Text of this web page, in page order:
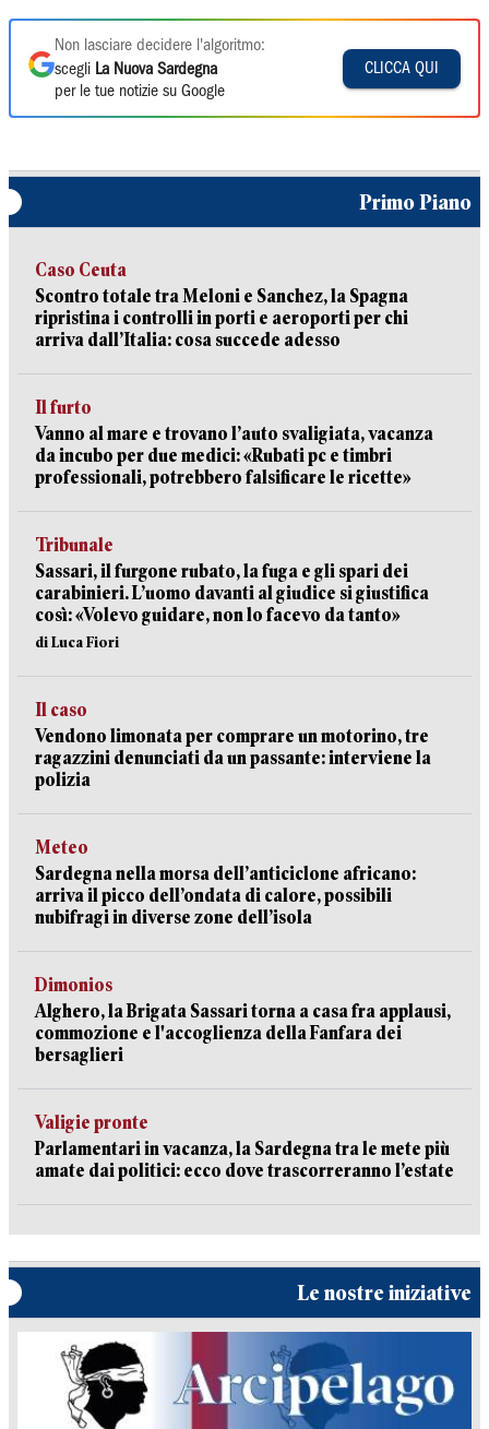
Non lasciare decidere l'algoritmo:
scegli La Nuova Sardegna
per le tue notizie su Google
CLICCA QUI
Primo Piano
Caso Ceuta
Scontro totale tra Meloni e Sanchez, la Spagna
ripristina i controlli in porti e aeroporti per chi
arriva dall’Italia: cosa succede adesso
Il furto
Vanno al mare e trovano l’auto svaligiata, vacanza
da incubo per due medici: «Rubati pc e timbri
professionali, potrebbero falsificare le ricette»
Tribunale
Sassari, il furgone rubato, la fuga e gli spari dei
carabinieri. L’uomo davanti al giudice si giustifica
così: «Volevo guidare, non lo facevo da tanto»
di Luca Fiori
Il caso
Vendono limonata per comprare un motorino, tre
ragazzini denunciati da un passante: interviene la
polizia
Meteo
Sardegna nella morsa dell’anticiclone africano:
arriva il picco dell’ondata di calore, possibili
nubifragi in diverse zone dell’isola
Dimonios
Alghero, la Brigata Sassari torna a casa fra applausi,
commozione e l'accoglienza della Fanfara dei
bersaglieri
Valigie pronte
Parlamentari in vacanza, la Sardegna tra le mete più
amate dai politici: ecco dove trascorreranno l’estate
Le nostre iniziative